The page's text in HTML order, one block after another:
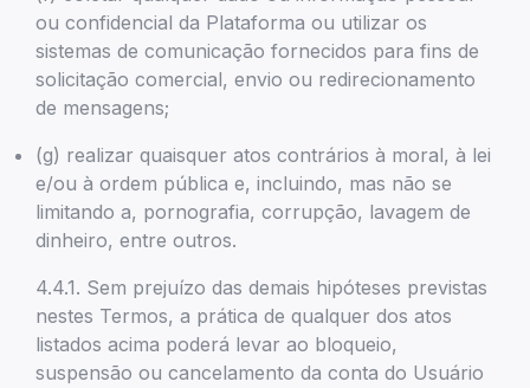
ou confidencial da Plataforma ou utilizar os
sistemas de comunicação fornecidos para fins de
solicitação comercial, envio ou redirecionamento
de mensagens;
(g) realizar quaisquer atos contrários à moral, à lei
e/ou à ordem pública e, incluindo, mas não se
limitando a, pornografia, corrupção, lavagem de
dinheiro, entre outros.
4.4.1. Sem prejuízo das demais hipóteses previstas
nestes Termos, a prática de qualquer dos atos
listados acima poderá levar ao bloqueio,
suspensão ou cancelamento da conta do Usuário